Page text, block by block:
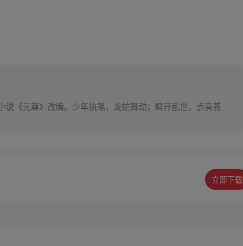
《元尊》改编。少年执笔，龙蛇舞动；劈开乱世，点亮苍
立即下载